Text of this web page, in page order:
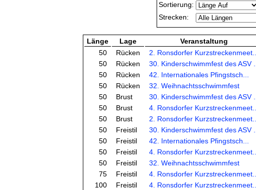
Sortierung:
Strecken:
Länge Lage Veranstaltung
50
Rücken 2. Ronsdorfer Kurzstreckenmeet...
50
Rücken 30. Kinderschwimmfest des ASV ...
50
Rücken 42. Internationales Pfingstsch...
50
Rücken 32. Weihnachtsschwimmfest
50
Brust 30. Kinderschwimmfest des ASV ...
50
Brust 4. Ronsdorfer Kurzstreckenmeet...
50
Brust 2. Ronsdorfer Kurzstreckenmeet...
50
Freistil 30. Kinderschwimmfest des ASV ...
50
Freistil 42. Internationales Pfingstsch...
50
Freistil 4. Ronsdorfer Kurzstreckenmeet...
50
Freistil 32. Weihnachtsschwimmfest
75
Freistil 4. Ronsdorfer Kurzstreckenmeet...
100
Freistil 4. Ronsdorfer Kurzstreckenmeet...